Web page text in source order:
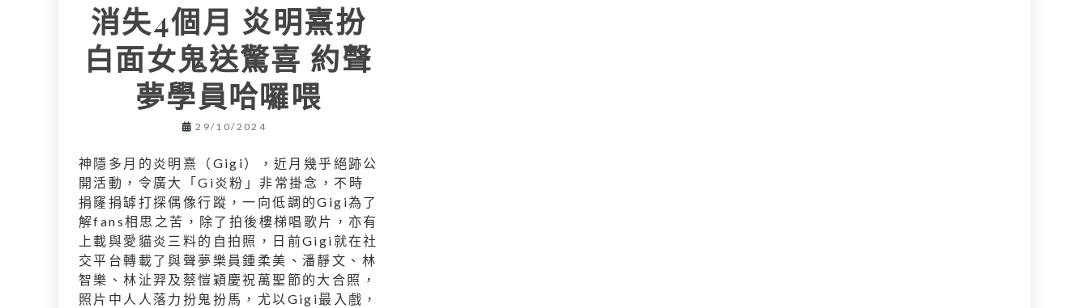
消失4個月 炎明熹扮
白面女鬼送驚喜 約聲
夢學員哈囉喂
29/10/2024
神隱多月的炎明熹（Gigi），近月幾乎絕跡公
開活動，令廣大「Gi炎粉」非常掛念，不時
捐窿捐罅打探偶像行蹤，一向低調的Gigi為了
解fans相思之苦，除了拍後樓梯唱歌片，亦有
上載與愛貓炎三料的自拍照，日前Gigi就在社
交平台轉載了與聲夢樂員鍾柔美、潘靜文、林
智樂、林沚羿及蔡愷穎慶祝萬聖節的大合照，
照片中人人落力扮鬼扮馬，尤以Gigi最入戲，